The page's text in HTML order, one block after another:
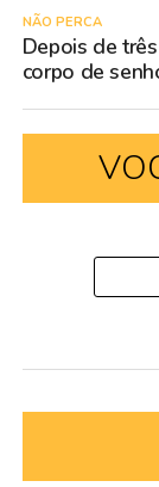
NÃO PERCA
Depois de
corpo de